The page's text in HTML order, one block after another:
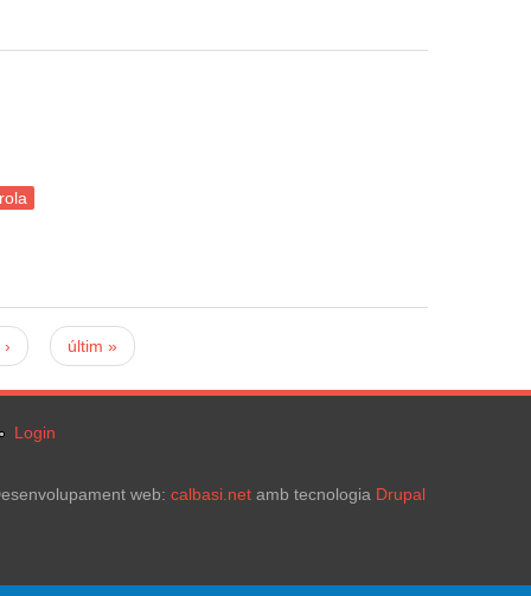
últim »
Login
web: calbasi.net amb tecnologia Drupal